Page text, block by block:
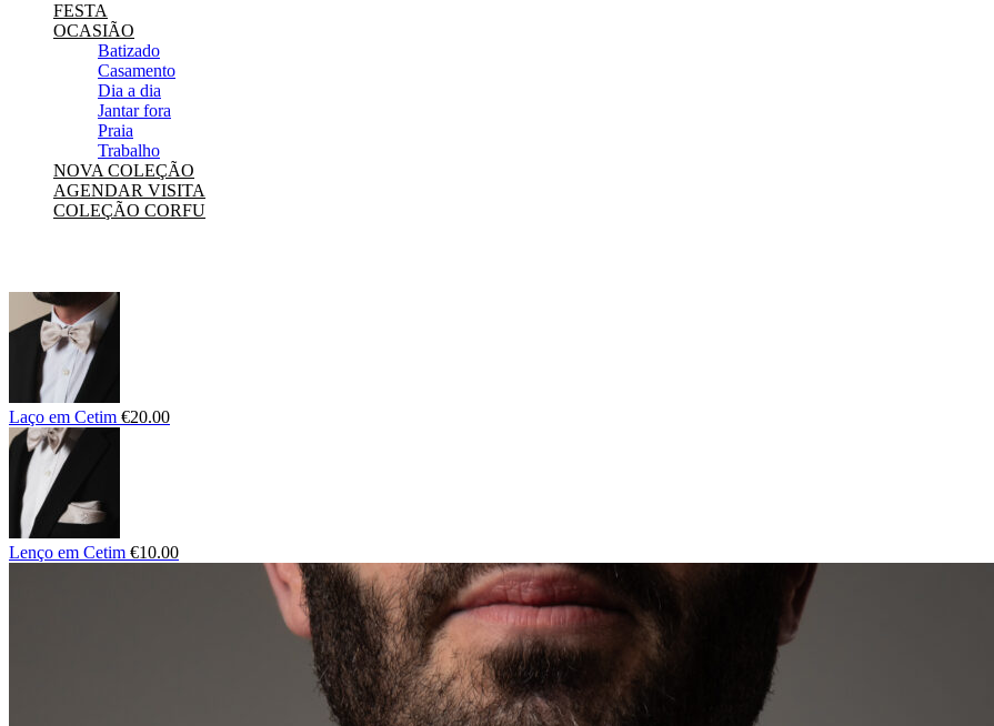
FESTA
OCASIÃO
Batizado
Casamento
Dia a dia
Jantar fora
Praia
Trabalho
NOVA COLEÇÃO
AGENDAR VISITA
COLEÇÃO CORFU
Laço em Cetim €20.00
Lenço em Cetim €10.00